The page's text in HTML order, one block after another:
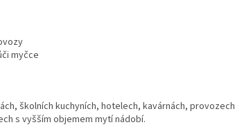
myčce
školních kuchyních, hotelech, kavárnách, provozech
s vyšším objemem mytí nádobí.